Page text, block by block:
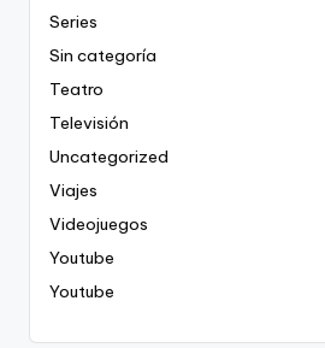
Series
Sin categoría
Teatro
Televisión
Uncategorized
Viajes
Videojuegos
Youtube
Youtube